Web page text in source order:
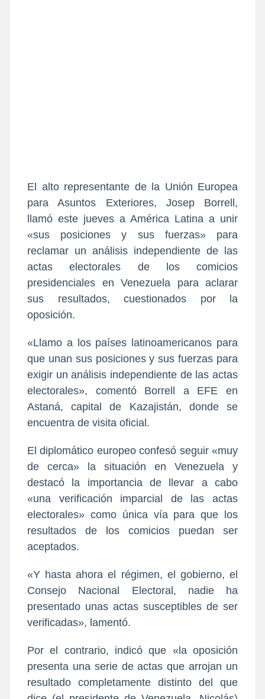
El alto representante de la Unión Europea
para Asuntos Exteriores, Josep Borrell,
llamó este jueves a América Latina a unir
«sus posiciones y sus fuerzas» para
reclamar un análisis independiente de las
actas electorales de los comicios
presidenciales en Venezuela para aclarar
sus resultados, cuestionados por la
oposición.
«Llamo a los países latinoamericanos para
que unan sus posiciones y sus fuerzas para
exigir un análisis independiente de las actas
electorales», comentó Borrell a EFE en
Astaná, capital de Kazajistán, donde se
encuentra de visita oficial.
El diplomático europeo confesó seguir «muy
de cerca» la situación en Venezuela y
destacó la importancia de llevar a cabo
«una verificación imparcial de las actas
electorales» como única vía para que los
resultados de los comicios puedan ser
aceptados.
«Y hasta ahora el régimen, el gobierno, el
Consejo Nacional Electoral, nadie ha
presentado unas actas susceptibles de ser
verificadas», lamentó.
Por el contrario, indicó que «la oposición
presenta una serie de actas que arrojan un
resultado completamente distinto del que